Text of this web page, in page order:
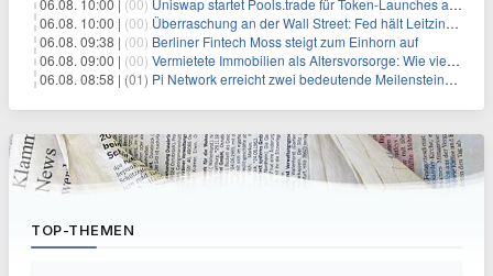
06.08. 10:00 | (00) Überraschung an der Wall Street: Fed hält Leitzins fest – aber Warsh sendet klares Signal
06.08. 09:38 | (00) Berliner Fintech Moss steigt zum Einhorn auf
06.08. 09:00 | (00) Vermietete Immobilien als Altersvorsorge: Wie viel Rendite Vermieter wirklich verdienen
06.08. 08:58 | (01) Pi Network erreicht zwei bedeutende Meilensteine in einer Rallye
TOP-THEMEN